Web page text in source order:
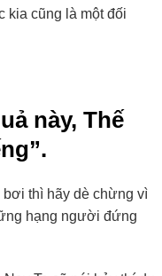
kia cũng là một đối
này, Thế
thì hãy dè chừng vì
hạng người đứng